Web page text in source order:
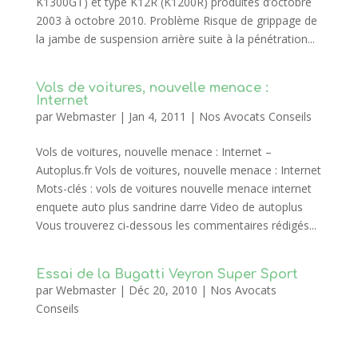
2003 à octobre 2010. Problème Risque de grippage de
la jambe de suspension arrière suite à la pénétration...
Vols de voitures, nouvelle menace :
Internet
par Webmaster| Jan 4, 2011 | Nos Avocats Conseils
Vols de voitures, nouvelle menace : Internet –
Autoplus.fr Vols de voitures, nouvelle menace : Internet
Mots-clés : vols de voitures nouvelle menace internet
enquete auto plus sandrine darre Video de autoplus
Vous trouverez ci-dessous les commentaires rédigés...
Essai de la Bugatti Veyron Super Sport
par Webmaster| Déc 20, 2010 | Nos Avocats
Conseils